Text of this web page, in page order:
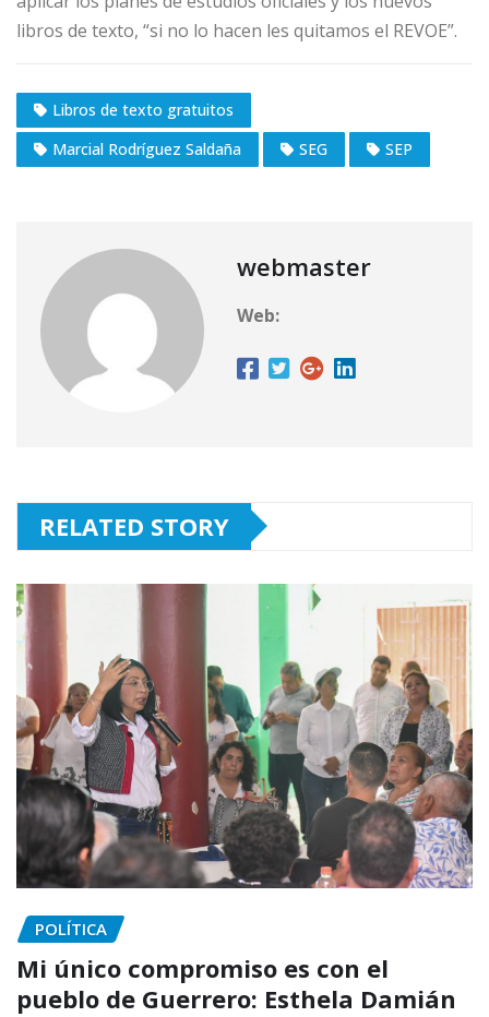
libros de texto, “si no lo hacen les quitamos el REVOE”.
Libros de texto gratuitos
Marcial Rodríguez Saldaña
SEG SEP
webmaster
Web:
RELATED STORY
POLÍTICA
Mi único compromiso es con el
pueblo de Guerrero: Esthela Damián